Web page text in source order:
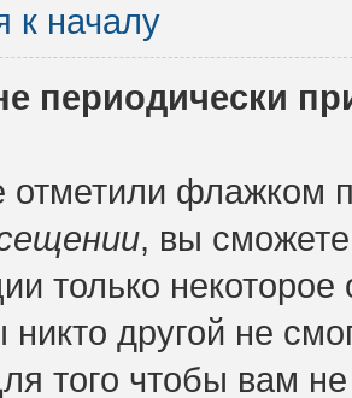
к началу
периодически
отметили флажком
, вы
только
никто другой не
того чтобы вам